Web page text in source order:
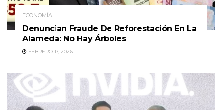
ECONOMÍA
Denuncian Fraude De Reforestación En La
Alameda: No Hay Árboles
FEBRERO 17, 2026